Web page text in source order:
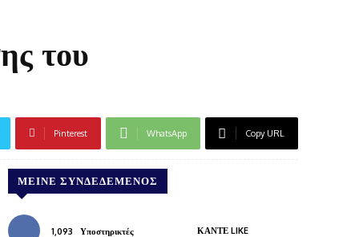
του
Pinterest WhatsApp Copy URL
ΜΕΊΝΕ ΣΥΝΔΕΔΕΜΈΝΟΣ
1,093 Υποστηρικτές ΚΆΝΤΕ LIKE